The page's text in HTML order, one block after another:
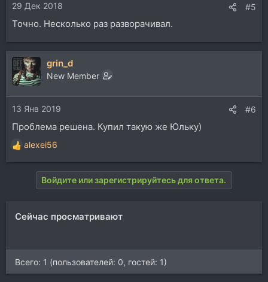
29 Дек 2018 #5
Точно. Несколько раз разворачивал.
grin_d
New Member
13 Янв 2019 #6
Проблема решена. Купил такую же Юльку)
Р
е
и
alexei56
Войдите или зарегистрируйтесь для ответа.
Сейчас просматривают
Всего: 1 (пользователей: 0, гостей: 1)